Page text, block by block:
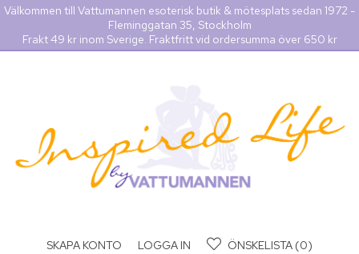
Välkommen till Vattumannen esoterisk butik & mötesplats sedan 1972 -
Fleminggatan 35, Stockholm
Frakt 49 kr inom Sverige. Fraktfritt vid ordersumma över 650 kr
SKAPA KONTO LOGGA IN ÖNSKELISTA (0)